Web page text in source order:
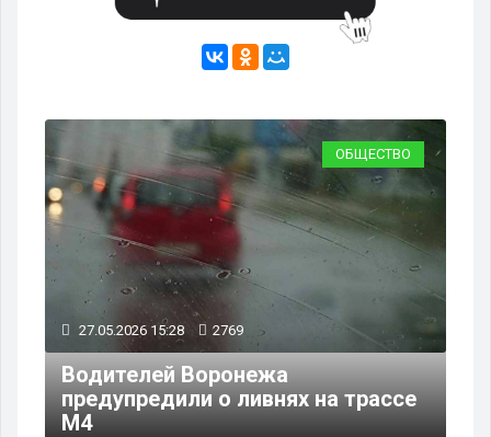
ОБЩЕСТВО
27.05.2026 15:28 2769
Водителей Воронежа
предупредили о ливнях на трассе
М4